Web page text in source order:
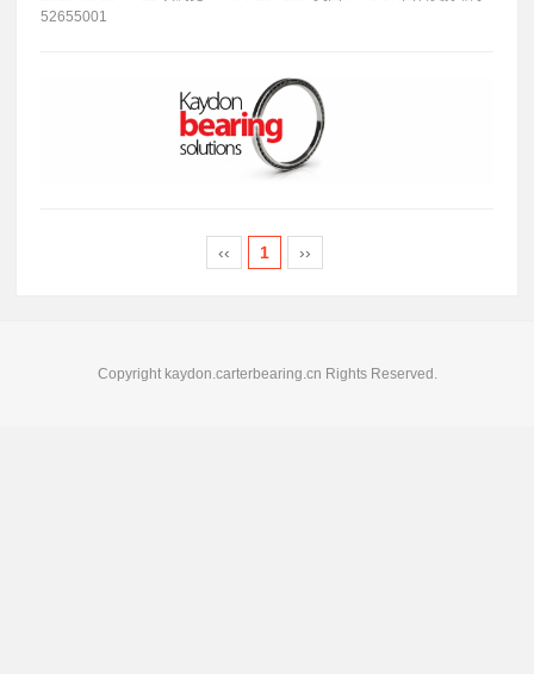
52655001
‹‹ 1 ››
Copyright kaydon.carterbearing.cn Rights Reserved.